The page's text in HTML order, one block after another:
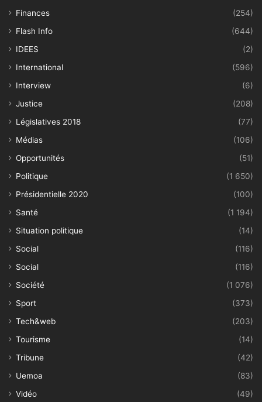
Finances
(254)
Flash Info
(644)
IDEES
(2)
International
(596)
Interview
(6)
Justice
(208)
Législatives 2018
(77)
Médias
(106)
Opportunités
(51)
Politique
(1 650)
Présidentielle 2020
(100)
Santé
(1 194)
Situation politique
(14)
Social
(116)
Social
(116)
Société
(1 076)
Sport
(373)
Tech&web
(203)
Tourisme
(14)
Tribune
(42)
Uemoa
(83)
Vidéo
(49)